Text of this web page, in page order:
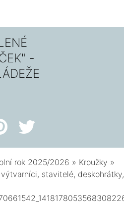
-
rok 2025/2026 » Kroužky »
výtvarníci, stavitelé, deskohrátky,